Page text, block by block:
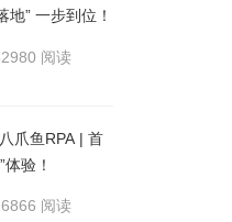
” 一步到位！
阅读
爪鱼RPA | 首
验！
阅读